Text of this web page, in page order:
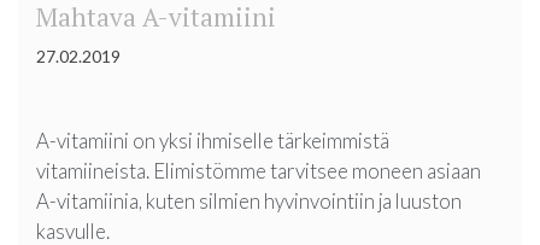
Mahtava A-vitamiini
27.02.2019
A-vitamiini on yksi ihmiselle tärkeimmistä
vitamiineista. Elimistömme tarvitsee moneen asiaan
A-vitamiinia, kuten silmien hyvinvointiin ja luuston
kasvulle.